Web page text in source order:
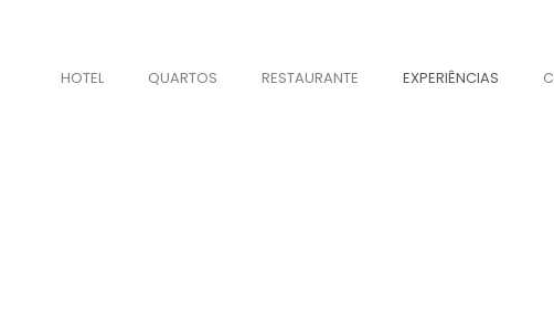
HOTEL QUARTOS RESTAURANTE EXPERIÊNCIAS